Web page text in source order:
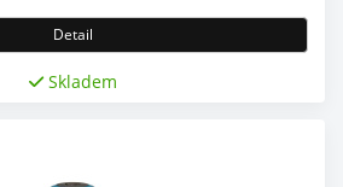
Detail
Skladem